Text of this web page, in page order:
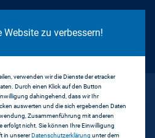
Website zu verbessern!
verwenden wir die Dienste der etracker
Durch einen Klick auf den Button
dahingehend, dass wir Ihr
auswerten und die sich ergebenden Daten
Zusammenführung mit anderen
erfolgt nicht. Sie können Ihre Einwilligung
in unsererDatenschutzerklärung unter dem